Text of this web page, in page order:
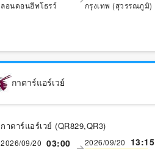
ลอนดอนฮีทโธรว์ กรุงเทพ (สุวรรณภูมิ)
กาตาร์แอร์เวย์
กาตาร์แอร์เวย์ (QR829,QR3)
2026/09/20 03:00 2026/09/20 13:15